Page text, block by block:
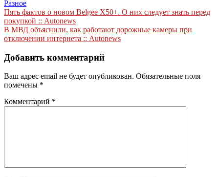
Разное
Навигация
по
записям
Пять фактов о новом Belgee X50+. О них следует знать перед
покупкой :: Autonews
В МВД объяснили, как работают дорожные камеры при
отключении интернета :: Autonews
Добавить комментарий
Ваш адрес email не будет опубликован. Обязательные поля
помечены *
Комментарий *